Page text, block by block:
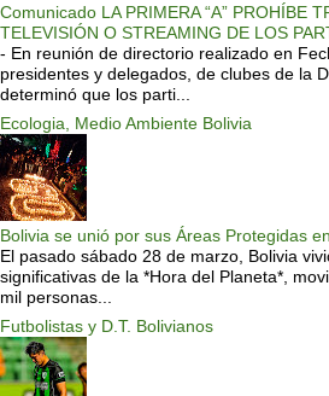
Comunicado LA PRIMERA “A” PROHÍBE
TELEVISIÓN O STREAMING DE LOS
- En reunión de directorio realizado en
presidentes y delegados, de clubes de la
determinó que los parti...
Ecologia, Medio Ambiente Bolivia
Bolivia se unió por sus Áreas Protegidas
El pasado sábado 28 de marzo, Bolivia
significativas de la *Hora del Planeta*,
mil personas...
Futbolistas y D.T. Bolivianos